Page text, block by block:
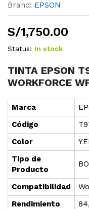
Brand: EPSON
S/1,750.00
Status: In stock
TINTA EPSON
WORKFORCE
Marca
Código
Color
Tipo de
Producto
Compatibilidad
Rendimiento